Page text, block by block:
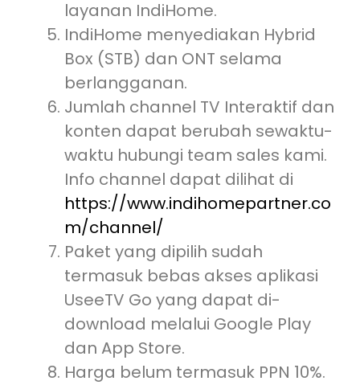
layanan IndiHome.
IndiHome menyediakan Hybrid
Box (STB) dan ONT selama
berlangganan.
Jumlah channel TV Interaktif dan
konten dapat berubah sewaktu-
waktu hubungi team sales kami.
Info channel dapat dilihat di
https://www.indihomepartner.co
m/channel/
Paket yang dipilih sudah
termasuk bebas akses aplikasi
UseeTV Go yang dapat di-
download melalui Google Play
dan App Store.
Harga belum termasuk PPN 10%.